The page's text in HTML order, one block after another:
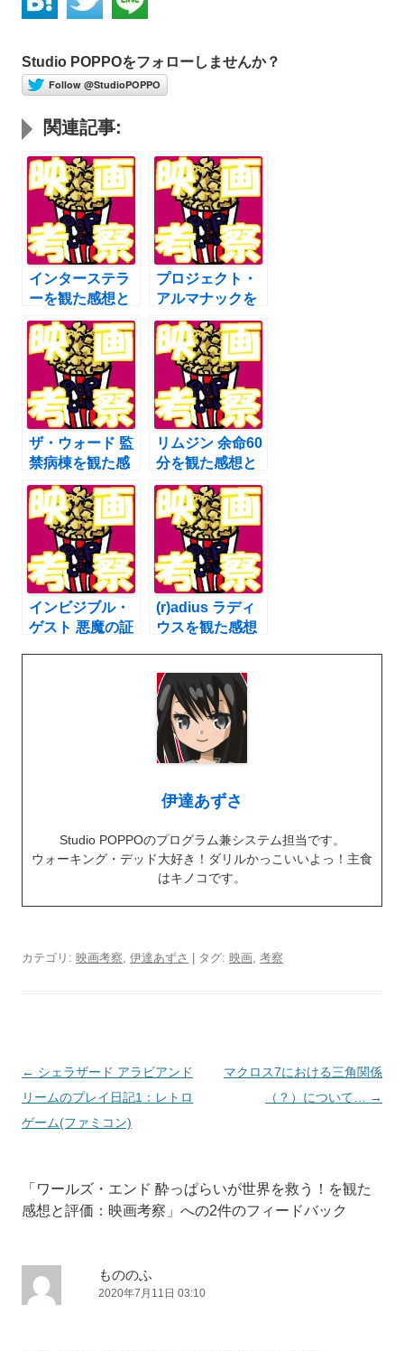
Studio POPPOをフォローしませんか？
Follow @StudioPOPPO
関連記事:
インターステラ
ーを観た感想と
評価：映画考察
プロジェクト・
アルマナックを
観た感想と評
価：映画考察
ザ・ウォード 監
禁病棟を観た感
想と評価：映画
考察
リムジン 余命60
分を観た感想と
評価：映画考察
インビジブル・
ゲスト 悪魔の証
(r)adius ラディ
ウスを観た感想
伊達あずさ
Studio POPPOのプログラム兼システム担当です。
ウォーキング・デッド大好き！ダリルかっこいいよっ！主食
はキノコです。
カテゴリ: 映画考察, 伊達あずさ | タグ: 映画, 考察
投
稿
ナ
← シェラザード アラビアンド
リームのプレイ日記1：レトロ
ゲーム(ファミコン)
マクロス7における三角関係
（？）について… →
「 ワールズ・エンド 酔っぱらいが世界を救う！を観た
感想と評価：映画考察 」への2件のフィードバック
もののふ
2020年7月11日 03:10